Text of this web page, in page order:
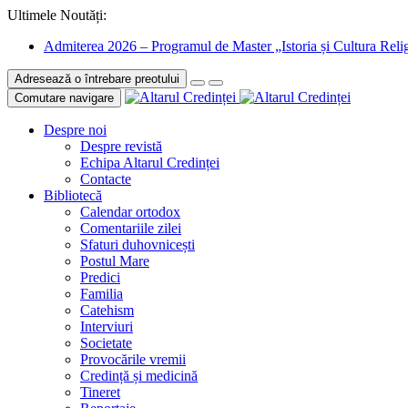
Ultimele Noutăți:
Admiterea 2026 – Programul de Master „Istoria și Cultura
Adresează o întrebare preotului
Comutare navigare
Despre noi
Despre revistă
Echipa Altarul Credinței
Contacte
Bibliotecă
Calendar ortodox
Comentariile zilei
Sfaturi duhovnicești
Postul Mare
Predici
Familia
Catehism
Interviuri
Societate
Provocările vremii
Credință și medicină
Tineret